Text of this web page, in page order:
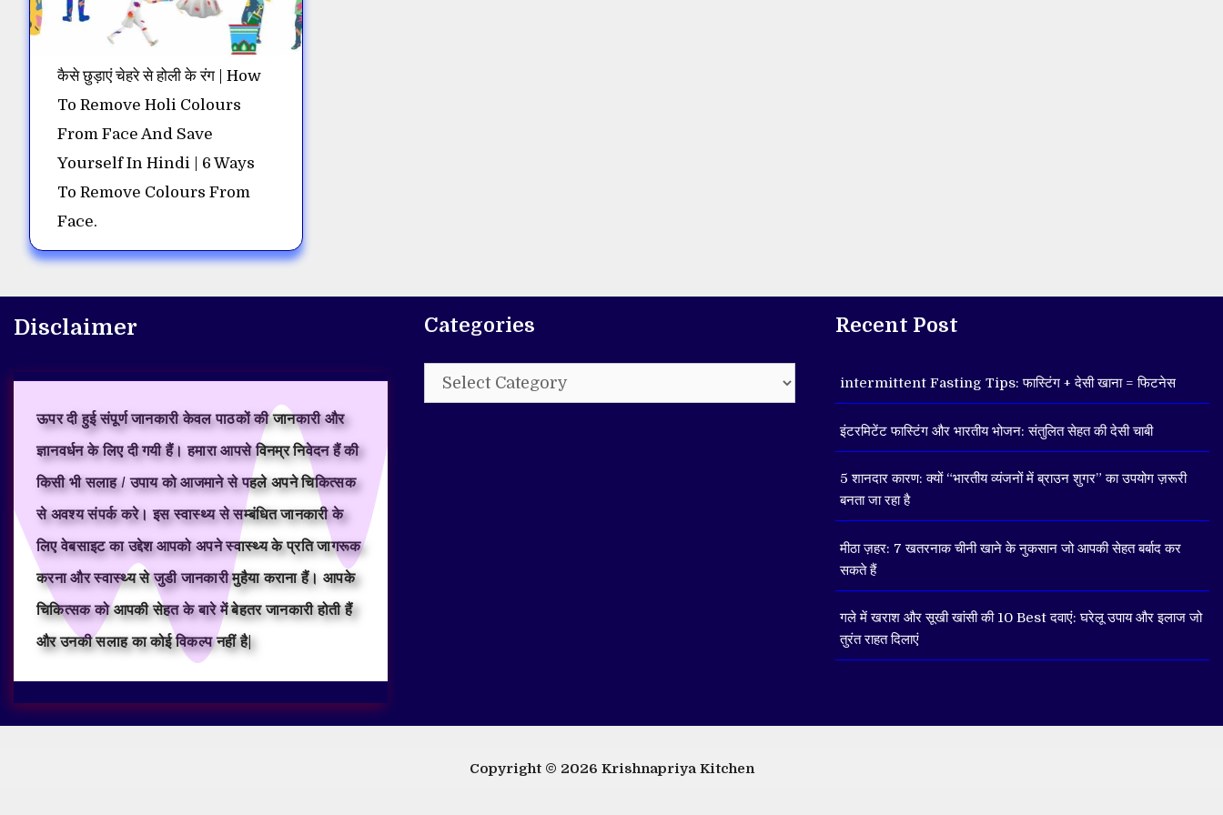
कैसे छुड़ाएं चेहरे से होली के रंग | How
To Remove Holi Colours
From Face And Save
Yourself In Hindi | 6 Ways
To Remove Colours From
Face.
Disclaimer
ऊपर दी हुई संपूर्ण जानकारी केवल पाठकों की जानकारी और
ज्ञानवर्धन के लिए दी गयी हैं। हमारा आपसे विनम्र निवेदन हैं की
किसी भी सलाह / उपाय को आजमाने से पहले अपने चिकित्सक
से अवश्य संपर्क करे। इस स्वास्थ्य से सम्बंधित जानकारी के
लिए वेबसाइट का उद्देश आपको अपने स्वास्थ्य के प्रति जागरूक
करना और स्वास्थ्य से जुडी जानकारी मुहैया कराना हैं। आपके
चिकित्सक को आपकी सेहत के बारे में बेहतर जानकारी होती हैं
और उनकी सलाह का कोई विकल्प नहीं है|
Categories
Categories
Recent Post
intermittent Fasting Tips: फास्टिंग + देसी खाना = फिटनेस
इंटरमिटेंट फास्टिंग और भारतीय भोजन: संतुलित सेहत की देसी चाबी
5 शानदार कारण: क्यों “भारतीय व्यंजनों में ब्राउन शुगर” का उपयोग ज़रूरी
बनता जा रहा है
मीठा ज़हर: 7 खतरनाक चीनी खाने के नुकसान जो आपकी सेहत बर्बाद कर
सकते हैं
गले में खराश और सूखी खांसी की 10 Best दवाएं: घरेलू उपाय और इलाज जो
तुरंत राहत दिलाएं
Copyright © 2026 Krishnapriya Kitchen